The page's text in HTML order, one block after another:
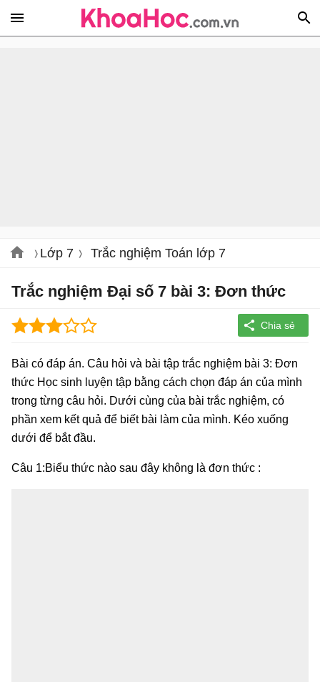
Lớp 7 Trắc nghiệm Toán lớp 7
Trắc nghiệm Đại số 7 bài 3: Đơn thức
Bài có đáp án. Câu hỏi và bài tập trắc nghiệm bài 3: Đơn
thức Học sinh luyện tập bằng cách chọn đáp án của mình
trong từng câu hỏi. Dưới cùng của bài trắc nghiệm, có
phần xem kết quả để biết bài làm của mình. Kéo xuống
dưới để bắt đầu.
Câu 1:Biểu thức nào sau đây không là đơn thức :